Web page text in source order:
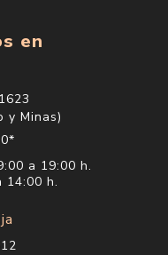
en
y Minas)
a 19:00 h.
14:00 h.